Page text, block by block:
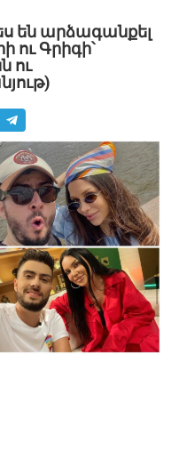
են արձագանքել
ու Գրիգի՝
ու